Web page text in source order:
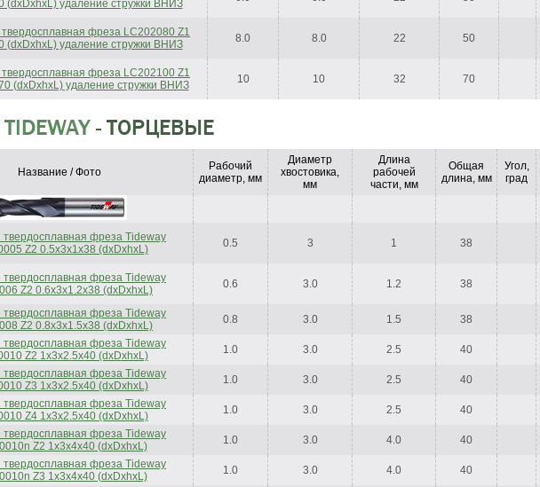
(dxDxhxL) удаление стружки ВНИЗ
фреза LC202080 Z1
(dxDxhxL) удаление стружки ВНИЗ
8.0 8.0 22 50
фреза LC202100 Z1
(dxDxhxL) удаление стружки ВНИЗ
10 10 32 70
- ТОРЦЕВЫЕ
Название / Фото
Рабочий
диаметр, мм
Диаметр
хвостовика,
мм
Длина
рабочей
части, мм
Общая
длина, мм
Угол,
град
твердосплавная фреза Tideway
Z2 0.5x3x1x38 (dxDxhxL)
0.5 3 1 38
твердосплавная фреза Tideway
Z2 0.6x3x1.2x38 (dxDxhxL)
0.6 3.0 1.2 38
твердосплавная фреза Tideway
Z2 0.8x3x1.5x38 (dxDxhxL)
0.8 3.0 1.5 38
твердосплавная фреза Tideway
Z2 1x3x2.5x40 (dxDxhxL)
1.0 3.0 2.5 40
твердосплавная фреза Tideway
Z3 1x3x2.5x40 (dxDxhxL)
1.0 3.0 2.5 40
твердосплавная фреза Tideway
Z4 1x3x2.5x40 (dxDxhxL)
1.0 3.0 2.5 40
твердосплавная фреза Tideway
Z2 1x3x4x40 (dxDxhxL)
1.0 3.0 4.0 40
твердосплавная фреза Tideway
Z3 1x3x4x40 (dxDxhxL)
1.0 3.0 4.0 40